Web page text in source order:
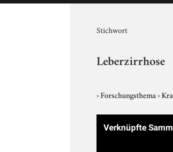
Stichwort
Leberzirrhose
›Forschungsthema›
Verknüpfte